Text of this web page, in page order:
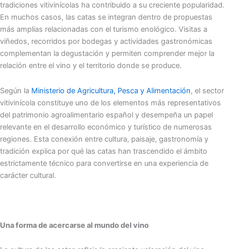
tradiciones vitivinícolas ha contribuido a su creciente popularidad.
En muchos casos, las catas se integran dentro de propuestas
más amplias relacionadas con el turismo enológico. Visitas a
viñedos, recorridos por bodegas y actividades gastronómicas
complementan la degustación y permiten comprender mejor la
relación entre el vino y el territorio donde se produce.
Según la Ministerio de Agricultura, Pesca y Alimentación, el sector
vitivinícola constituye uno de los elementos más representativos
del patrimonio agroalimentario español y desempeña un papel
relevante en el desarrollo económico y turístico de numerosas
regiones. Esta conexión entre cultura, paisaje, gastronomía y
tradición explica por qué las catas han trascendido el ámbito
estrictamente técnico para convertirse en una experiencia de
carácter cultural.
Una forma de acercarse al mundo del vino